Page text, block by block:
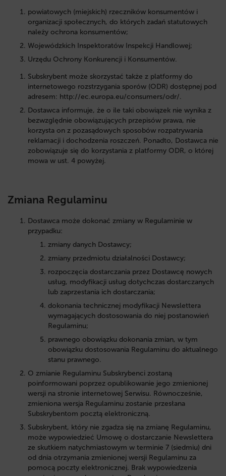
powiatowych (miejskich) rzeczników konsumentów i
organizacji społecznych, do których zadań statutowych
należy ochrona konsumentów;
Wojewódzkich Inspektoratów Inspekcji Handlowej;
Urzędu Ochrony Konkurencji i Konsumentów.
Subskrybent może skorzystać także z platformy do
internetowego rozstrzygania sporów (ODR) dostępnej pod
adresem: http://ec.europa.eu/consumers/odr/.
Dostawca informuje, że o ile taki obowiązek nie wynika z
bezwzględnie obowiązujących przepisów prawa, nie
korzysta on z pozasądowych sposobów rozpatrywania
reklamacji i dochodzenia roszczeń. Ponadto, Dostawca nie
zobowiązuje się do korzystania z platformy ODR, o której
mowa w ust. 4 powyżej.
Zmiana Regulaminu
Dostawca może dokonać zmiany w Regulaminie w
przypadku:
zmiany danych Dostawcy;
zmiany przedmiotu działalności Dostawcy;
rozpoczęcia dostarczania przez Dostawcę nowych
usług, modyfikacji usług dotychczas dostarczanych
lub zaprzestania ich dostarczania;
dokonania technicznej modyfikacji Newslettera
wymagających dostosowania do niej postanowień
Regulaminu;
prawnego obowiązku dokonania zmian, w tym
obowiązku dostosowania Regulaminu do aktualnego
stanu prawnego.
O zmianie Regulaminu Subskrybenci zostaną
poinformowani poprzez opublikowanie jego zmienionej
wersji na stronie internetowej Serwisu. Równocześnie,
zmieniona wersja Regulaminu zostanie przesłana
Subskrybentom pocztą elektroniczną.
Subskrybent, który nie zgadza się na zmianę Regulaminu,
może wypowiedzieć Umowę o dostarczanie Newslettera
ze skutkiem natychmiastowym w terminie 7 (siedmiu) dni
od dnia otrzymania zmienionej wersji Regulaminu za
pomocą poczty elektronicznej. Brak wypowiedzenia